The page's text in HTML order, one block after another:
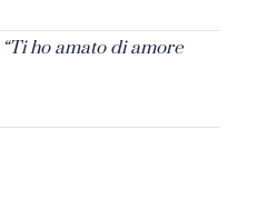
ho amato di amore